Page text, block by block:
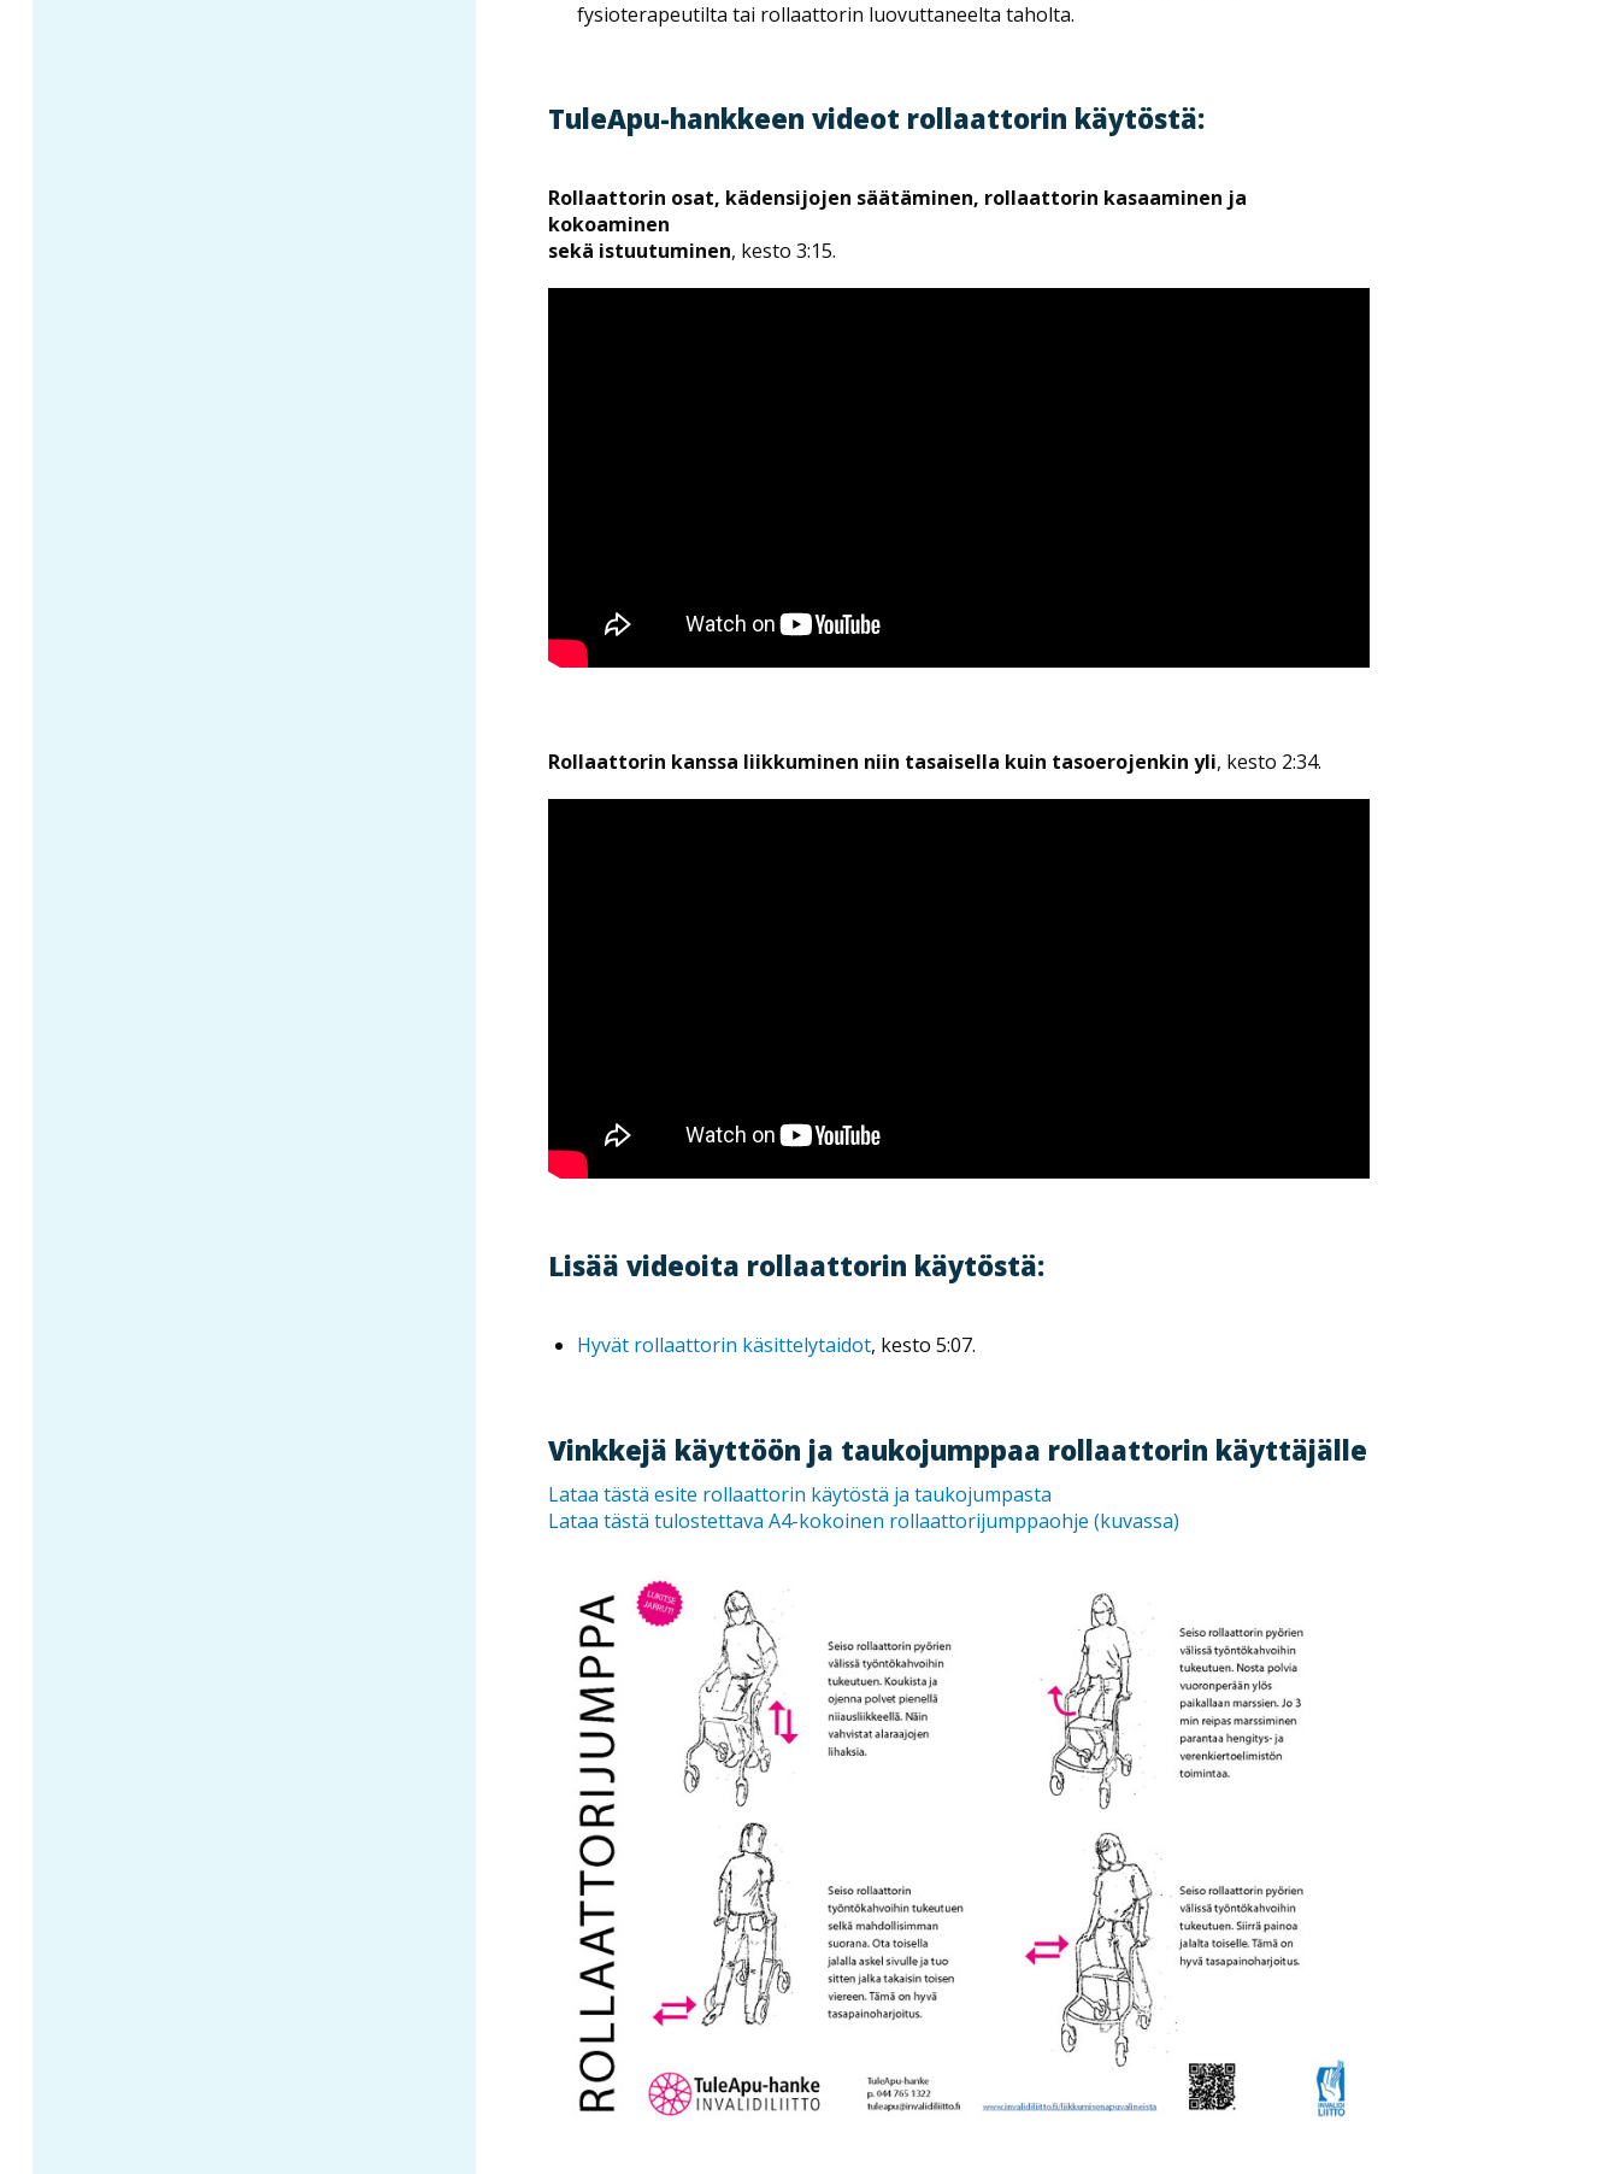
fysioterapeutilta tai rollaattorin luovuttaneelta taholta.
TuleApu-hankkeen videot rollaattorin käytöstä:
Rollaattorin osat, kädensijojen säätäminen, rollaattorin kasaaminen ja
kokoaminen
sekä istuutuminen, kesto 3:15.
Rollaattorin kanssa liikkuminen niin tasaisella kuin tasoerojenkin yli, kesto 2:34.
Lisää videoita rollaattorin käytöstä:
Hyvät rollaattorin käsittelytaidot, kesto 5:07.
Vinkkejä käyttöön ja taukojumppaa rollaattorin käyttäjälle
Lataa tästä esite rollaattorin käytöstä ja taukojumpasta
Lataa tästä tulostettava A4-kokoinen rollaattorijumppaohje (kuvassa)